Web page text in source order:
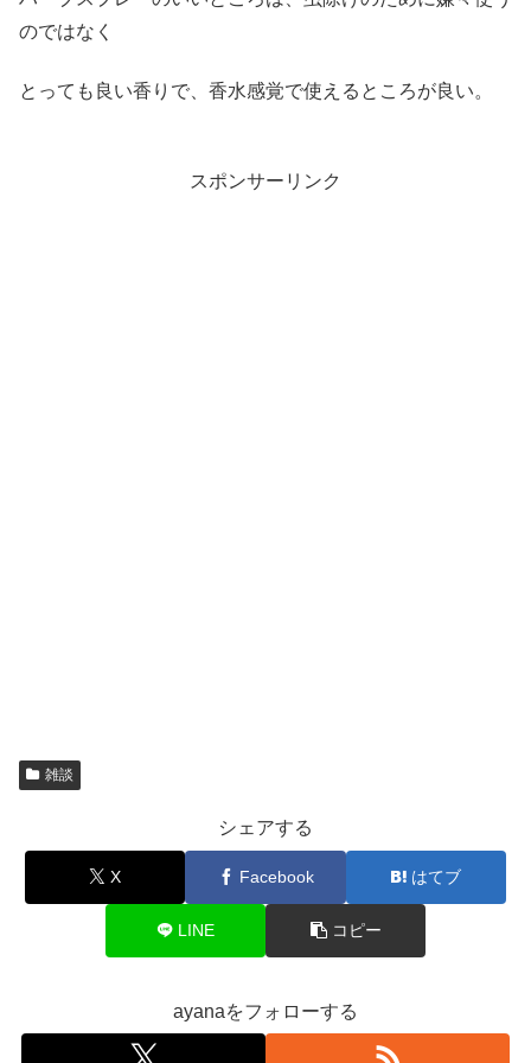
のではなく
とっても良い香りで、香水感覚で使えるところが良い。
スポンサーリンク
雑談
シェアする
X Facebook はてブ
LINE コピー
ayanaをフォローする